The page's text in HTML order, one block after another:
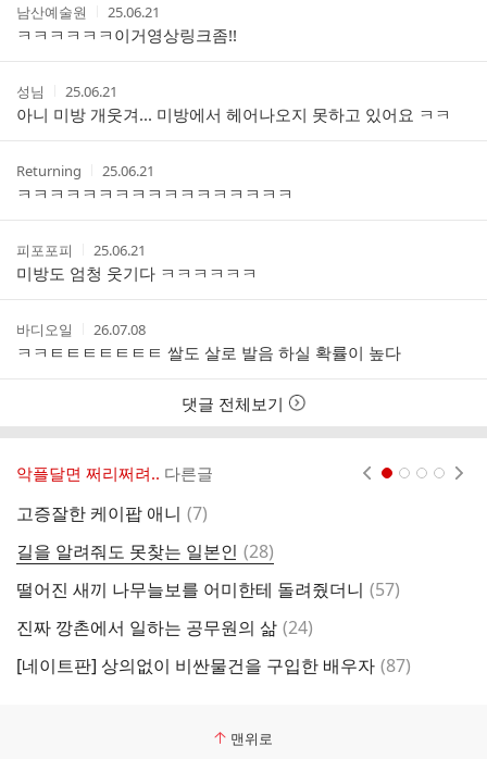
스
작
성
자
남산예술원
작
성
시
간
25.06.21
ㅋㅋㅋㅋㅋㅋ이거영상링크좀!!
작
성
자
성님
작
성
시
간
25.06.21
아니 미방 개웃겨... 미방에서 헤어나오지 못하고 있어요 ㅋㅋ
작
성
자
Returning
작
성
시
간
25.06.21
ㅋㅋㅋㅋㅋㅋㅋㅋㅋㅋㅋㅋㅋㅋㅋㅋㅋ
작
성
자
피포포피
작
성
시
간
25.06.21
미방도 엄청 웃기다 ㅋㅋㅋㅋㅋㅋ
작
성
자
바디오일
작
성
시
간
26.07.08
ㅋㅋㅌㅌㅌㅌㅌㅌㅌ 쌀도 살로 발음 하실 확률이 높다
댓글 전체보기
악플달면 쩌리쩌려.. 다른글
고증잘한 케이팝 애니 댓
(7)
길을 알려줘도 못찾는 일본인 댓
글
(28)
떨어진 새끼 나무늘보를 어미한테 돌려줬더니 댓
(57)
진짜 깡촌에서 일하는 공무원의 삶 댓
(24)
[네이트판] 상의없이 비싼물건을 구입한 배우자 댓
(87)
맨위로